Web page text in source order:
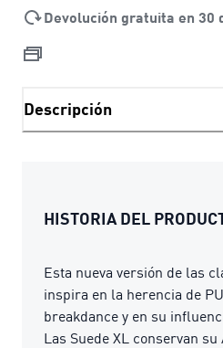
Devolución gratuita en 30
Descripción
HISTORIA DEL
Esta nueva versión de las
inspira en la herencia de
breakdance y en su
Las Suede XL conservan